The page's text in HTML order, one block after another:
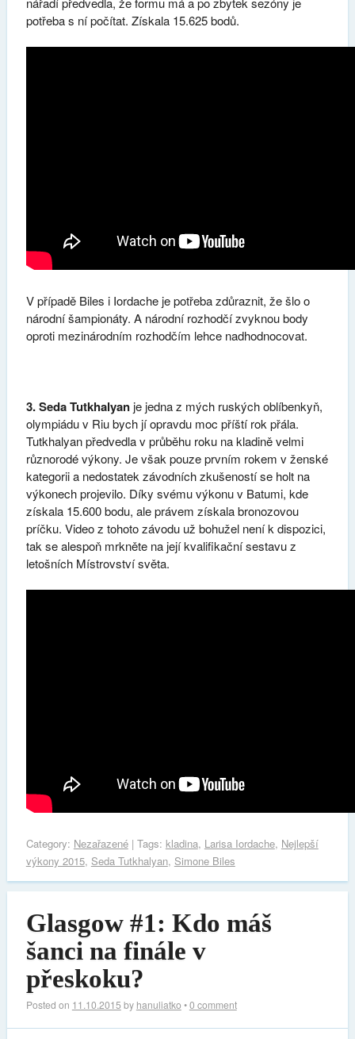
potřeba s ní počítat. Získala 15.625 bodů.
V případě Biles i Iordache je potřeba zdůraznit, že šlo o
národní šampionáty. A národní rozhodčí zvyknou body
oproti mezinárodním rozhodčím lehce nadhodnocovat.
3. Seda Tutkhalyanje jedna z mých ruských oblíbenkyň,
olympiádu v Riu bych jí opravdu moc příští rok přála.
Tutkhalyan předvedla v průběhu roku na kladině velmi
různorodé výkony. Je však pouze prvním rokem v ženské
kategorii a nedostatek závodních zkušeností se holt na
výkonech projevilo. Díky svému výkonu v Batumi, kde
získala 15.600 bodu, ale právem získala bronozovou
príčku. Video z tohoto závodu už bohužel není k dispozici,
tak se alespoň mrkněte na její kvalifikační sestavu z
letošních Místrovství světa.
Category: Nezařazené| Tags: kladina, Larisa Iordache, Nejlepší
výkony 2015, Seda Tutkhalyan, Simone Biles
Glasgow #1: Kdo máš
šanci na finále v
přeskoku?
Posted on 11.10.2015 by hanuliatko •0 comment